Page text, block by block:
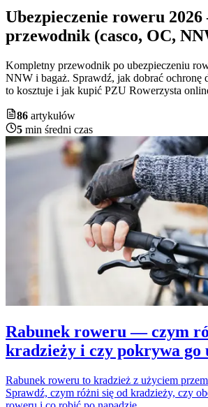
Ubezpieczenie roweru
przewodnik (casco, OC,
Kompletny przewodnik po ubezpieczeniu
NNW i bagaż. Sprawdź, jak dobrać ochronę
to kosztuje i jak kupić PZU Rowerzysta
86 artykułów
5 min średni czas
Rabunek roweru — czym
kradzieży i czy pokrywa go
Rabunek roweru to kradzież z użyciem
Sprawdź, czym różni się od kradzieży, czy